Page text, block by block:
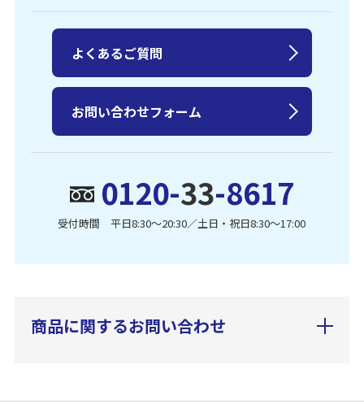
0120-33-8617
受付時間 平日8:30〜20:30／土日・祝日8:30〜17:00
よくあるご質問
お問い合わせフォーム
商品に関するお問い合わせ